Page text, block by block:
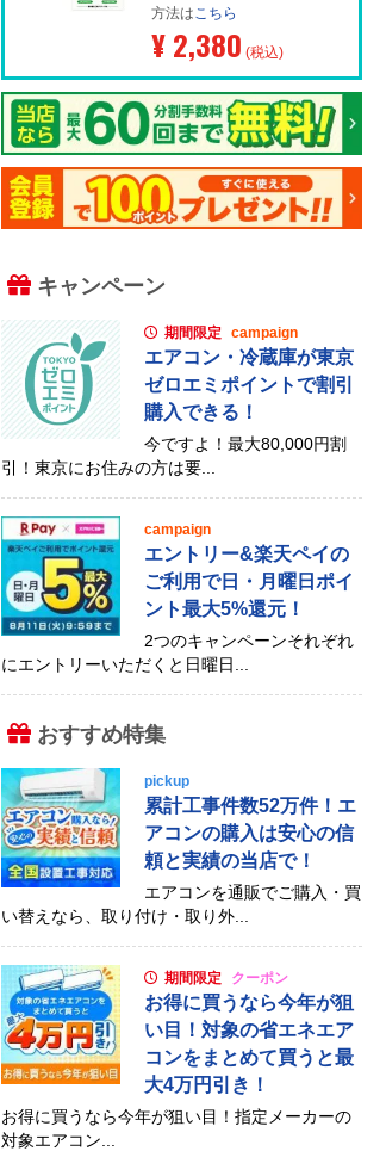
方法はこちら
¥ 2,380 (税込)
キャンペーン
期間限定 campaign
エアコン・冷蔵庫が東京
ゼロエミポイントで割引
購入できる！
今ですよ！最大80,000円割
引！東京にお住みの方は要...
campaign
エントリー&楽天ペイの
ご利用で日・月曜日ポイ
ント最大5%還元！
2つのキャンペーンそれぞれ
にエントリーいただくと日曜日...
おすすめ特集
pickup
累計工事件数52万件！エ
アコンの購入は安心の信
頼と実績の当店で！
エアコンを通販でご購入・買
い替えなら、取り付け・取り外...
期間限定 クーポン
お得に買うなら今年が狙
い目！対象の省エネエア
コンをまとめて買うと最
大4万円引き！
お得に買うなら今年が狙い目！指定メーカーの
対象エアコン...